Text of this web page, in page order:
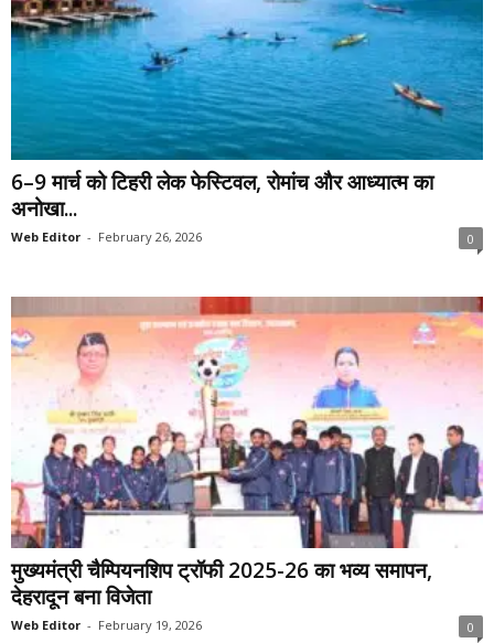
6–9 मार्च को टिहरी लेक फेस्टिवल, रोमांच और आध्यात्म का
अनोखा...
Web Editor - February 26, 2026 0
मुख्यमंत्री चैम्पियनशिप ट्रॉफी 2025-26 का भव्य समापन,
देहरादून बना विजेता
Web Editor - February 19, 2026 0